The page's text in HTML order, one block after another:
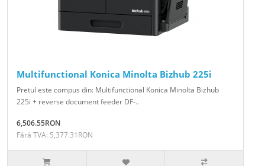
Multifunctional Konica Minolta Bizhub 225i
Pretul este compus din: Multifunctional Konica Minolta Bizhub
225i + reverse document feeder DF-..
6,506.55RON
Fără TVA: 5,377.31RON